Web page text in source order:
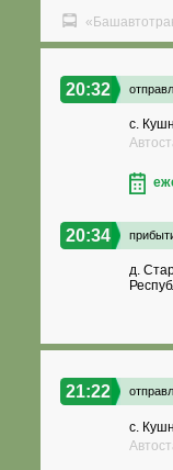
20:32
с.
20:34
д.
21:22
с.